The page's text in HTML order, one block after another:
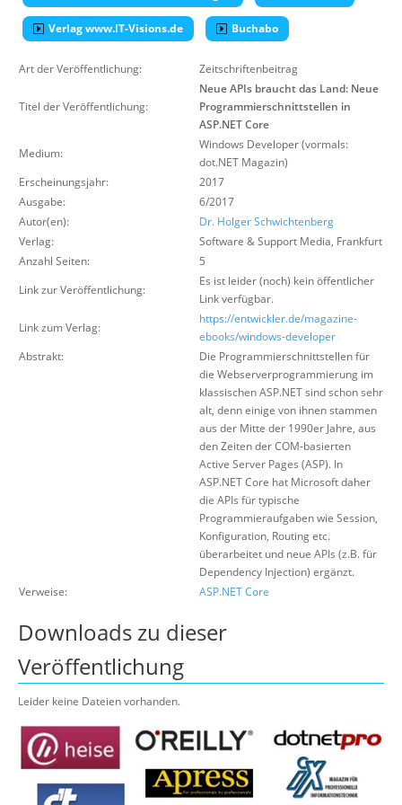
Über uns
Suche
Verlag www.IT-Visions.de Buchabo
Art der Veröffentlichung: Zeitschriftenbeitrag
Titel der Veröffentlichung:
Neue APIs braucht das Land: Neue
Programmierschnittstellen in
ASP.NET Core
Medium:
Windows Developer (vormals:
dot.NET Magazin)
Erscheinungsjahr:
2017
Ausgabe:
6/2017
Autor(en):
Dr. Holger Schwichtenberg
Verlag:
Software & Support Media, Frankfurt
Anzahl Seiten:
5
Link zur Veröffentlichung:
Es ist leider (noch) kein öffentlicher
Link verfügbar.
Link zum Verlag:
https://entwickler.de/magazine-
ebooks/windows-developer
Abstrakt:
Die Programmierschnittstellen für
die Webserverprogrammierung im
klassischen ASP.NET sind schon sehr
alt, denn einige von ihnen stammen
aus der Mitte der 1990er Jahre, aus
den Zeiten der COM-basierten
Active Server Pages (ASP). In
ASP.NET Core hat Microsoft daher
die APIs für typische
Programmieraufgaben wie Session,
Konfiguration, Routing etc.
überarbeitet und neue APIs (z.B. für
Dependency Injection) ergänzt.
Verweise:
ASP.NET Core
Downloads zu dieser
Veröffentlichung
Leider keine Dateien vorhanden.